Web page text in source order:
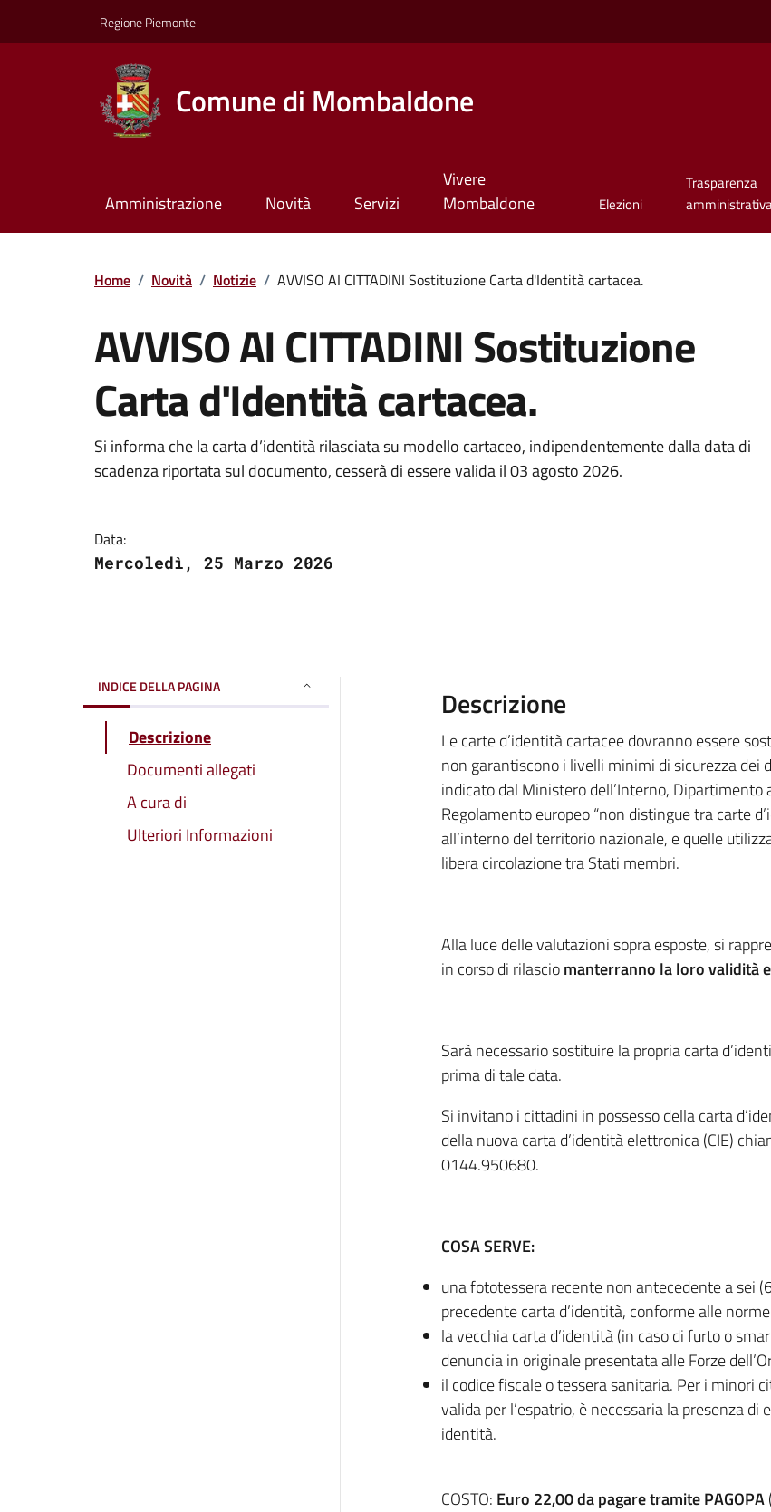
Regione Piemonte
Comune di Mombaldone
Amministrazione Novità Servizi
Vivere
Mombaldone
Elezioni
Trasparenza
Home / Novità / Notizie / AVVISO AI CITTADINI Sostituzione Carta d'Identità cartacea.
AVVISO AI CITTADINI Sostituzione
Carta d'Identità cartacea.
Si informa che la carta d’identità rilasciata su modello cartaceo, indipendentemente dalla data di
scadenza riportata sul documento, cesserà di essere valida il 03 agosto 2026.
Data:
Mercoledì, 25 Marzo 2026
INDICE DELLA PAGINA
Descrizione
Documenti allegati
A cura di
Ulteriori Informazioni
Descrizione
Le carte d’identità cartacee dovranno essere
non garantiscono i livelli minimi di sicurezza
indicato dal Ministero dell’Interno,
Regolamento europeo “non distingue tra carte
all’interno del territorio nazionale, e quelle
libera circolazione tra Stati membri.
Alla luce delle valutazioni sopra esposte, si
in corso di rilasciomanterranno la loro validità
Sarà necessario sostituire la propria carta
prima di tale data.
Si invitano i cittadini in possesso della carta
della nuova carta d’identità elettronica (CIE)
0144.950680.
COSA SERVE:
una fototessera recente non antecedente a sei
precedente carta d’identità, conforme alle norme
la vecchia carta d’identità (in caso di furto o
denuncia in originale presentata alle Forze
il codice fiscale o tessera sanitaria. Per i minori
valida per l’espatrio, è necessaria la presenza
identità.
COSTO: Euro 22,00 da pagare tramite PAGOPA(